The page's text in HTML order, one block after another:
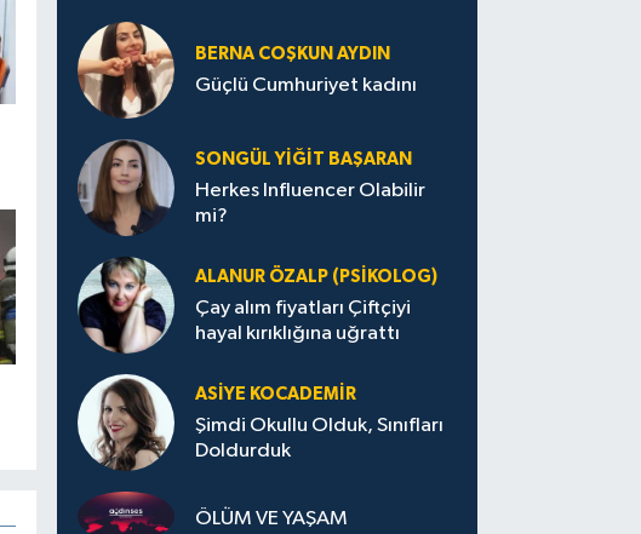
BERNA COŞKUN AYDIN
Güçlü Cumhuriyet kadını
SONGÜL YIĞIT BAŞARAN
Herkes Influencer Olabilir
mi?
ALANUR ÖZALP (PSIKOLOG)
Çay alım fiyatları Çiftçiyi
hayal kırıklığına uğrattı
ASIYE KOCADEMİR
Şimdi Okullu Olduk, Sınıfları
Doldurduk
ÖLÜM VE YAŞAM